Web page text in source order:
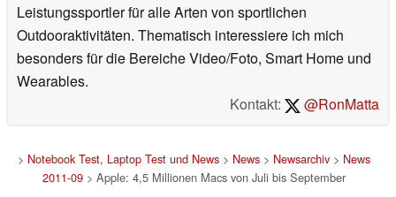
Leistungssportler für alle Arten von sportlichen
Outdooraktivitäten. Thematisch interessiere ich mich
besonders für die Bereiche Video/Foto, Smart Home und
Wearables.
Kontakt:
@RonMatta
> Notebook Test, Laptop Test und News> News> Newsarchiv> News
2011-09> Apple: 4,5 Millionen Macs von Juli bis September